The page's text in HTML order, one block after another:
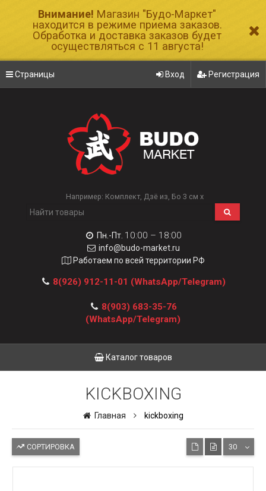
Внимание! Магазин "Будо-Маркет"
находится в режиме приема заказов.
Обработка и доставка заказов будет
осуществляться с 11 августа!
Страницы Вход Регистрация
Например: Комплект Дзё из Бо 3 см х
Пн.-Пт. 10:00 – 18:00
info@budo-market.ru
Работаем по всей территории РФ
8(926) 912-11-01 (WhatsApp/Telegram)
8(903) 683-35-76
(WhatsApp/Telegram)
Каталог товаров
KICKBOXING
Главная kickboxing
СОРТИРОВКА 30